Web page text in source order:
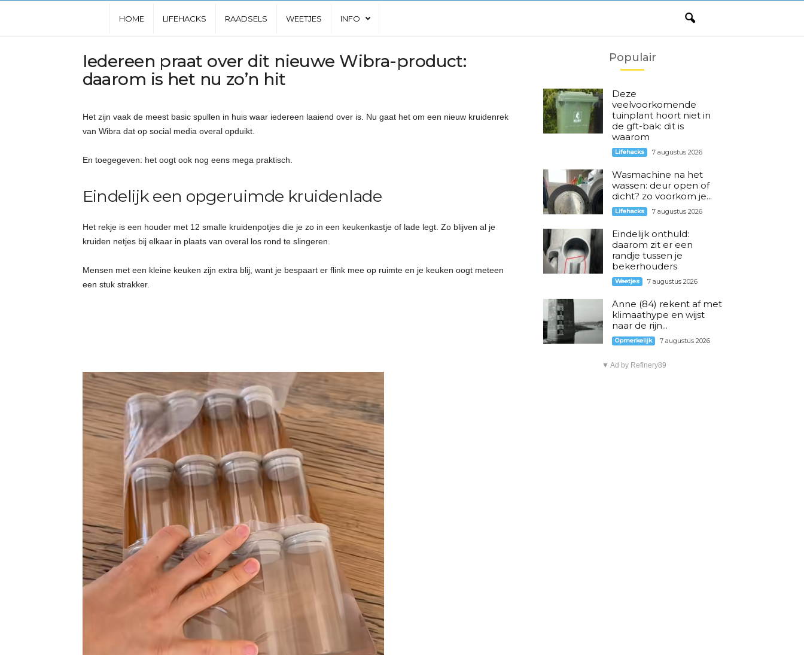
u
s
t
e
w
e
e
s
HOME LIFEHACKS RAADSELS WEETJES INFO
Iedereen praat over dit nieuwe Wibra-product:
daarom is het nu zo’n hit
Het zijn vaak de meest basic spullen in huis waar iedereen laaiend over is. Nu gaat het om een nieuw kruidenrek
van Wibra dat op social media overal opduikt.
En toegegeven: het oogt ook nog eens mega praktisch.
Eindelijk een opgeruimde kruidenlade
Het rekje is een houder met 12 smalle kruidenpotjes die je zo in een keukenkastje of lade legt. Zo blijven al je
kruiden netjes bij elkaar in plaats van overal los rond te slingeren.
Mensen met een kleine keuken zijn extra blij, want je bespaart er flink mee op ruimte en je keuken oogt meteen
een stuk strakker.
Populair
Deze
veelvoorkomende
tuinplant hoort niet in
de gft-bak: dit is
waarom
Lifehacks 7 augustus 2026
Wasmachine na het
wassen: deur open of
dicht? zo voorkom je...
Lifehacks 7 augustus 2026
Eindelijk onthuld:
daarom zit er een
randje tussen je
bekerhouders
Weetjes 7 augustus 2026
Anne (84) rekent af met
klimaathype en wijst
naar de rijn...
Opmerkelijk 7 augustus 2026
▼ Ad by Refinery89